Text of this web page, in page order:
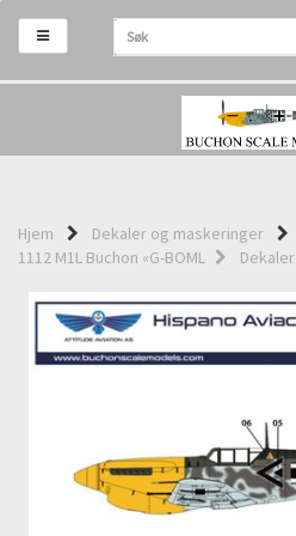
Hjem Dekaler og maskeringer
1112 M1L Buchon «G-BOML
Dekaler